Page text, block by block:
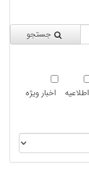
جستجو
اطلاعیه اخبار ویژه